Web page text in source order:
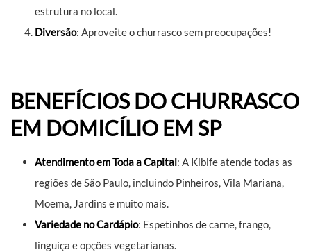
estrutura no local.
Diversão: Aproveite o churrasco sem preocupações!
BENEFÍCIOS DO CHURRASCO
EM DOMICÍLIO EM SP
Atendimento em Toda a Capital: A Kibife atende todas as
regiões de São Paulo, incluindo Pinheiros, Vila Mariana,
Moema, Jardins e muito mais.
Variedade no Cardápio: Espetinhos de carne, frango,
linguiça e opções vegetarianas.